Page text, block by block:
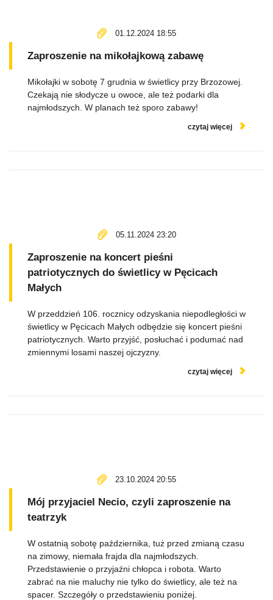
01.12.2024 18:55
Zaproszenie na mikołajkową zabawę
Mikołajki w sobotę 7 grudnia w świetlicy przy Brzozowej.
Czekają nie słodycze u owoce, ale też podarki dla
najmłodszych. W planach też sporo zabawy!
czytaj więcej
05.11.2024 23:20
Zaproszenie na koncert pieśni
patriotycznych do świetlicy w Pęcicach
Małych
W przeddzień 106. rocznicy odzyskania niepodległości w
świetlicy w Pęcicach Małych odbędzie się koncert pieśni
patriotycznych. Warto przyjść, posłuchać i podumać nad
zmiennymi losami naszej ojczyzny.
czytaj więcej
23.10.2024 20:55
Mój przyjaciel Necio, czyli zaproszenie na
teatrzyk
W ostatnią sobotę października, tuż przed zmianą czasu
na zimowy, niemała frajda dla najmłodszych.
Przedstawienie o przyjaźni chłopca i robota. Warto
zabrać na nie maluchy nie tylko do świetlicy, ale też na
spacer. Szczegóły o przedstawieniu poniżej.